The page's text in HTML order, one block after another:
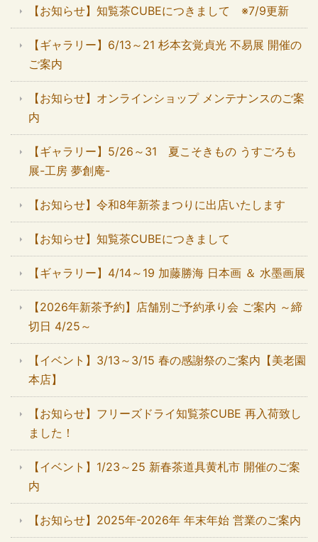
【お知らせ】知覧茶CUBEにつきまして ※7/9更新
【ギャラリー】6/13～21 杉本玄覚貞光 不易展 開催の
ご案内
【お知らせ】オンラインショップ メンテナンスのご案
内
【ギャラリー】5/26～31 夏こそきもの うすごろも
展-工房 夢創庵-
【お知らせ】令和8年新茶まつりに出店いたします
【お知らせ】知覧茶CUBEにつきまして
【ギャラリー】4/14～19 加藤勝海 日本画 ＆ 水墨画展
【2026年新茶予約】店舗別ご予約承り会 ご案内 ～締
切日 4/25～
【イベント】3/13～3/15 春の感謝祭のご案内【美老園
本店】
【お知らせ】フリーズドライ知覧茶CUBE 再入荷致し
ました！
【イベント】1/23～25 新春茶道具黄札市 開催のご案
内
【お知らせ】2025年-2026年 年末年始 営業のご案内